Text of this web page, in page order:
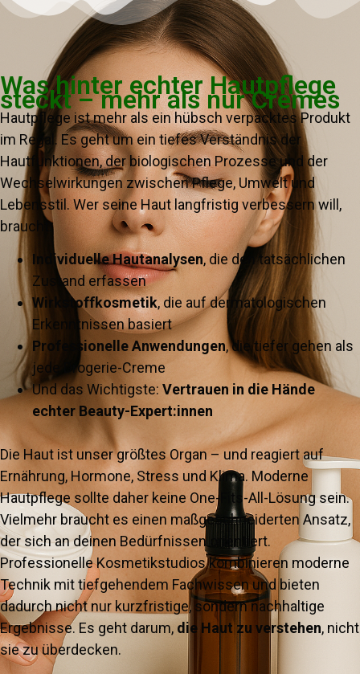
Was hinter echter Hautpflege
steckt – mehr als nur Cremes
Hautpflege ist mehr als ein hübsch verpacktes Produkt
im Regal. Es geht um ein tiefes Verständnis der
Hautfunktionen, der biologischen Prozesse und der
Wechselwirkungen zwischen Pflege, Umwelt und
Lebensstil. Wer seine Haut langfristig verbessern will,
braucht:
Individuelle Hautanalysen, die den tatsächlichen
Zustand erfassen
Wirkstoffkosmetik, die auf dermatologischen
Erkenntnissen basiert
Professionelle Anwendungen, die tiefer gehen als
jede Drogerie-Creme
Und das Wichtigste: Vertrauen in die Hände
echter Beauty-Expert:innen
Die Haut ist unser größtes Organ – und reagiert auf
Ernährung, Hormone, Stress und Klima. Moderne
Hautpflege sollte daher keine One-Fits-All-Lösung sein.
Vielmehr braucht es einen maßgeschneiderten Ansatz,
der sich an deinen Bedürfnissen orientiert.
Professionelle Kosmetikstudios kombinieren moderne
Technik mit tiefgehendem Fachwissen und bieten
dadurch nicht nur kurzfristige, sondern nachhaltige
Ergebnisse. Es geht darum, die Haut zu verstehen, nicht
sie zu überdecken.